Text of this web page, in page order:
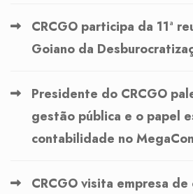
CRCGO participa da 11ª
Goiano da
Presidente do CRCGO
gestão pública e o papel
contabilidade no
CRCGO visita empresa